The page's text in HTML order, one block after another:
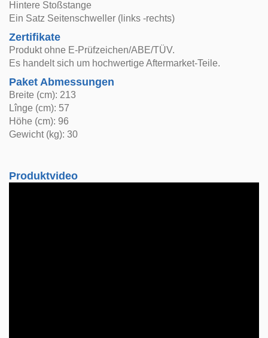
Hintere Stoßstange
Ein Satz Seitenschweller (links -rechts)
Zertifikate
Produkt ohne E-Prüfzeichen/ABE/TÜV.
Es handelt sich um hochwertige Aftermarket-Teile.
Paket Abmessungen
Breite (cm): 213
Lînge (cm): 57
Höhe (cm): 96
Gewicht (kg): 30
Produktvideo